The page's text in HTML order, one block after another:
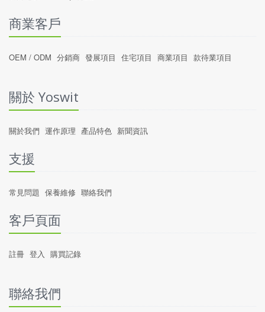
商業客戶
OEM / ODM 分銷商 發展項目 住宅項目 商業項目 款待業項目
關於 Yoswit
關於我們 運作原理 產品特色 新聞資訊
支援
常見問題 保養維修 聯絡我們
客戶頁面
註冊 登入 購買記錄
聯絡我們